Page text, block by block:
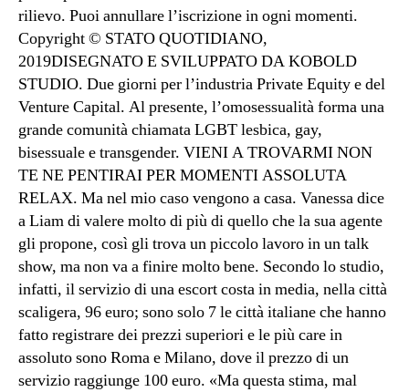
rilievo. Puoi annullare l’iscrizione in ogni momenti.
Copyright © STATO QUOTIDIANO,
2019DISEGNATO E SVILUPPATO DA KOBOLD
STUDIO. Due giorni per l’industria Private Equity e del
Venture Capital. Al presente, l’omosessualità forma una
grande comunità chiamata LGBT lesbica, gay,
bisessuale e transgender. VIENI A TROVARMI NON
TE NE PENTIRAI PER MOMENTI ASSOLUTA
RELAX. Ma nel mio caso vengono a casa. Vanessa dice
a Liam di valere molto di più di quello che la sua agente
gli propone, così gli trova un piccolo lavoro in un talk
show, ma non va a finire molto bene. Secondo lo studio,
infatti, il servizio di una escort costa in media, nella città
scaligera, 96 euro; sono solo 7 le città italiane che hanno
fatto registrare dei prezzi superiori e le più care in
assoluto sono Roma e Milano, dove il prezzo di un
servizio raggiunge 100 euro. «Ma questa stima, mal